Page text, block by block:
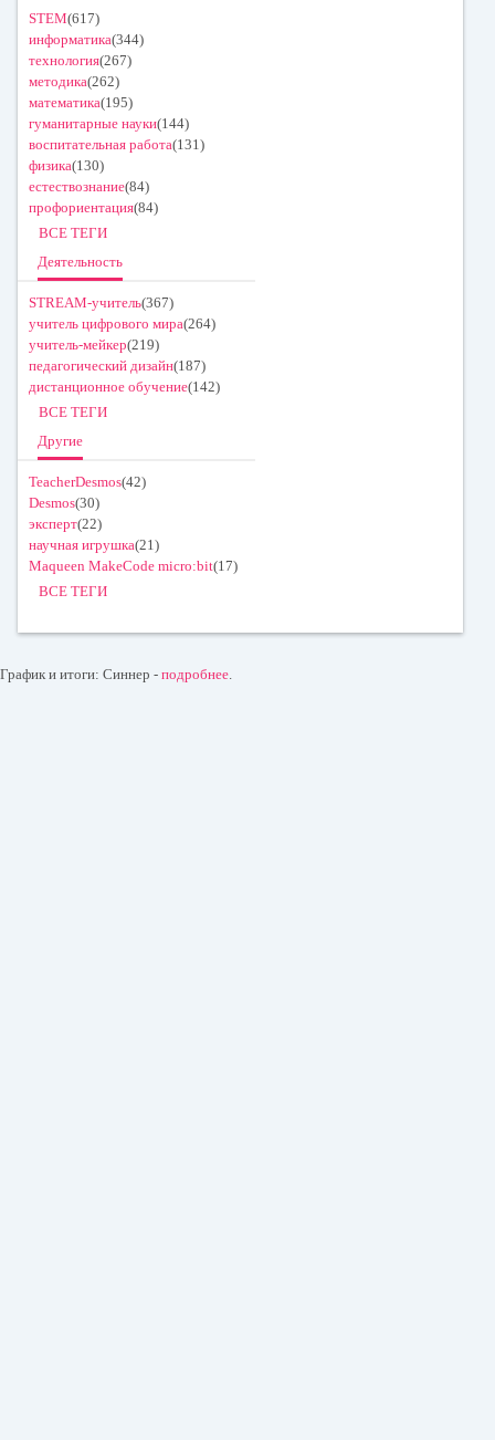
STEM(617)
информатика(344)
технология(267)
методика(262)
математика(195)
гуманитарные науки(144)
воспитательная работа(131)
физика(130)
естествознание(84)
профориентация(84)
ВСЕ ТЕГИ
Деятельность
STREAM-учитель(367)
учитель цифрового мира(264)
учитель-мейкер(219)
педагогический дизайн(187)
дистанционное обучение(142)
ВСЕ ТЕГИ
Другие
TeacherDesmos(42)
Desmos(30)
эксперт(22)
научная игрушка(21)
Maqueen MakeCode micro:bit(17)
ВСЕ ТЕГИ
График и итоги: Синнер - подробнее